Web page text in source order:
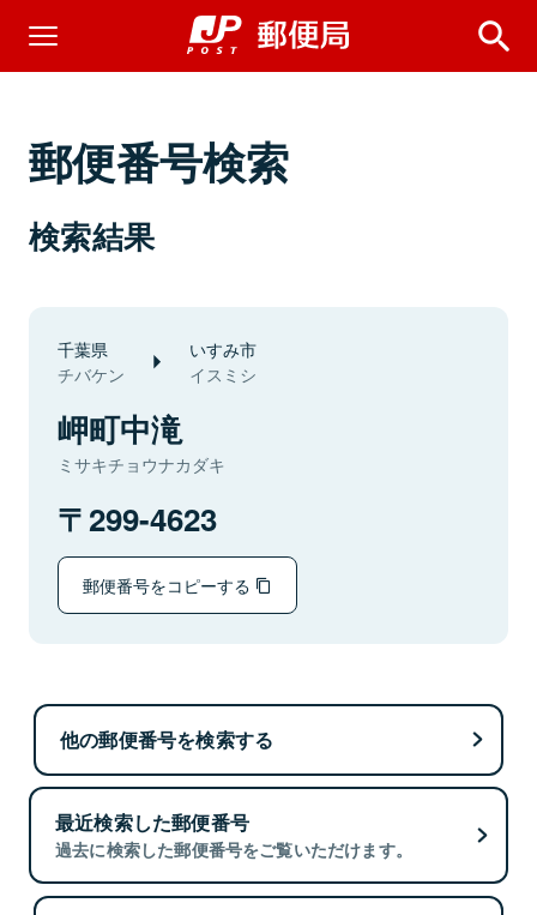
郵便番号検索
検索結果
千葉県
チバケン
いすみ市
イスミシ
岬町中滝
ミサキチョウナカダキ
299-4623
郵便番号をコピーする
他の郵便番号を検索する
最近検索した郵便番号
過去に検索した郵便番号をご覧いただけます。